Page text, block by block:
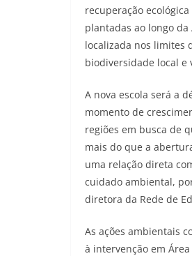
recuperação
plantadas ao longo da
localizada nos limites
biodiversidade local e
A nova escola será a
momento de
regiões em busca de
mais do que a
uma relação direta
cuidado ambiental,
diretora da Rede de
As ações ambientais
à intervenção em